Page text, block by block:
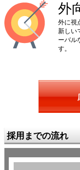
外
外に視
新しい
ーバル
す。
採用までの流れ